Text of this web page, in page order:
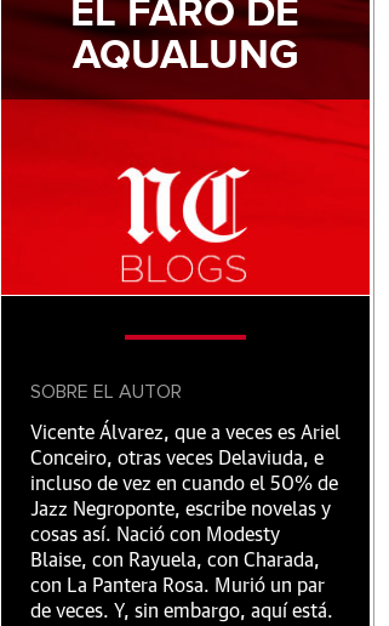
EL FARO DE
AQUALUNG
SOBRE EL AUTOR
Vicente Álvarez, que a veces es Ariel
Conceiro, otras veces Delaviuda, e
incluso de vez en cuando el 50% de
Jazz Negroponte, escribe novelas y
cosas así. Nació con Modesty
Blaise, con Rayuela, con Charada,
con La Pantera Rosa. Murió un par
de veces. Y, sin embargo, aquí está.